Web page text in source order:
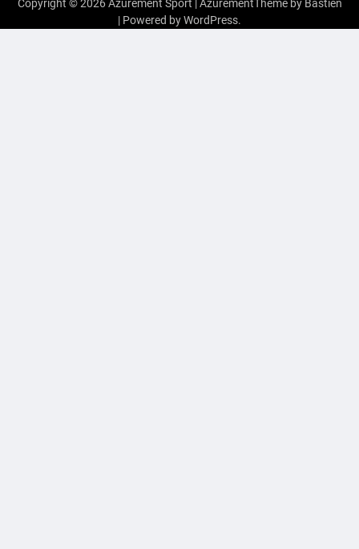
Copyright © 2026Azurement Sport | AzurementTheme by Bastien
| Powered byWordPress.